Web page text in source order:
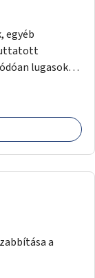
egyéb
lugasok
a